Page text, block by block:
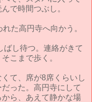
で時間つぶし。
た高円寺へ向かう。
ばし待つ。連絡がきて
こまで歩く。
て、席が8席くらいし
った。高円寺にして
ら、あえて静かな場